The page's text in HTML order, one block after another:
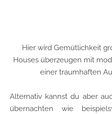
Hier wird Gemütlichkeit
Houses überzeugen mit
einer traumhaften
Alternativ kannst du aber
übernachten wie